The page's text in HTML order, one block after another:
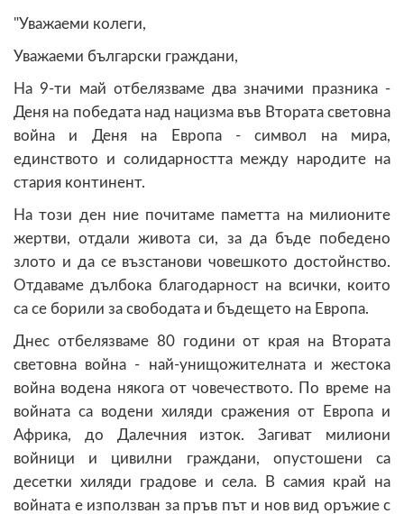
"Уважаеми колеги,
Уважаеми български граждани,
На 9-ти май отбелязваме два значими празника -
Деня на победата над нацизма във Втората световна
война и Деня на Европа - символ на мира,
единството и солидарността между народите на
стария континент.
На този ден ние почитаме паметта на милионите
жертви, отдали живота си, за да бъде победено
злото и да се възстанови човешкото достойнство.
Отдаваме дълбока благодарност на всички, които
са се борили за свободата и бъдещето на Европа.
Днес отбелязваме 80 години от края на Втората
световна война - най-унищожителната и жестока
война водена някога от човечеството. По време на
войната са водени хиляди сражения от Европа и
Африка, до Далечния изток. Загиват милиони
войници и цивилни граждани, опустошени са
десетки хиляди градове и села. В самия край на
войната е използван за пръв път и нов вид оръжие с